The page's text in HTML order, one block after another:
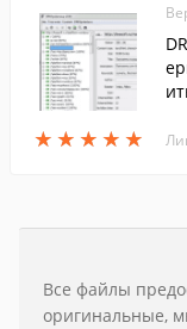
★ ★ ★ ★ ★
★ ★ ★ ★ ★
Все файлы
оригинальные,